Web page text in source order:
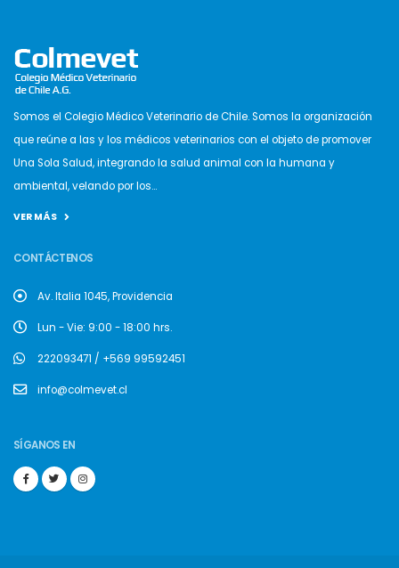
Somos el Colegio Médico Veterinario de Chile. Somos la organización
que reúne a las y los médicos veterinarios con el objeto de promover
Una Sola Salud, integrando la salud animal con la humana y
ambiental, velando por los...
VER MÁS
CONTÁCTENOS
Av. Italia 1045, Providencia
Lun - Vie: 9:00 - 18:00 hrs.
222093471 / +569 99592451
info@colmevet.cl
SÍGANOS EN